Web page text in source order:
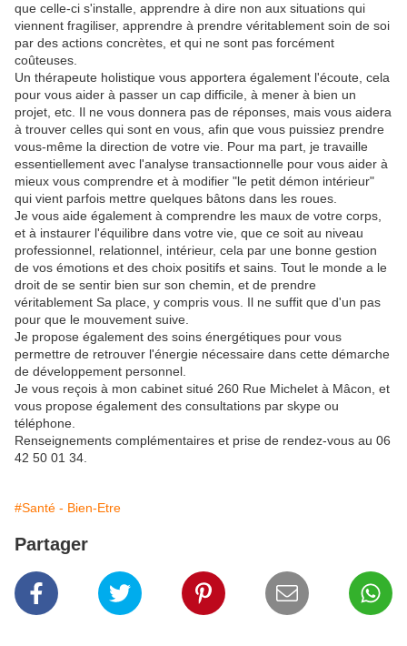
que celle-ci s'installe, apprendre à dire non aux situations qui
viennent fragiliser, apprendre à prendre véritablement soin de soi
par des actions concrètes, et qui ne sont pas forcément
coûteuses.
Un thérapeute holistique vous apportera également l'écoute, cela
pour vous aider à passer un cap difficile, à mener à bien un
projet, etc. Il ne vous donnera pas de réponses, mais vous aidera
à trouver celles qui sont en vous, afin que vous puissiez prendre
vous-même la direction de votre vie. Pour ma part, je travaille
essentiellement avec l'analyse transactionnelle pour vous aider à
mieux vous comprendre et à modifier "le petit démon intérieur"
qui vient parfois mettre quelques bâtons dans les roues.
Je vous aide également à comprendre les maux de votre corps,
et à instaurer l'équilibre dans votre vie, que ce soit au niveau
professionnel, relationnel, intérieur, cela par une bonne gestion
de vos émotions et des choix positifs et sains. Tout le monde a le
droit de se sentir bien sur son chemin, et de prendre
véritablement Sa place, y compris vous. Il ne suffit que d'un pas
pour que le mouvement suive.
Je propose également des soins énergétiques pour vous
permettre de retrouver l'énergie nécessaire dans cette démarche
de développement personnel.
Je vous reçois à mon cabinet situé 260 Rue Michelet à Mâcon, et
vous propose également des consultations par skype ou
téléphone.
Renseignements complémentaires et prise de rendez-vous au 06
42 50 01 34.
#Santé - Bien-Etre
Partager